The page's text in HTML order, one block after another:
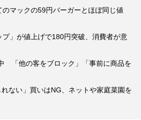
マックの59円バーガーとほぼ同じ値
」が値上げで180円突破、消費者が意
「他の客をブロック」「事前に商品を
ない」買いはNG、ネットや家庭菜園を